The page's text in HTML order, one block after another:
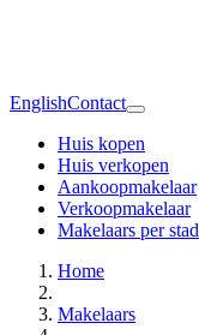
EnglishContact
Huis kopen
Huis verkopen
Aankoopmakelaar
Verkoopmakelaar
Makelaars per stad
Home
Makelaars